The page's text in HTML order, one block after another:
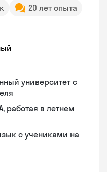
20 лет опыта
университет с
работая в летнем
с учениками на